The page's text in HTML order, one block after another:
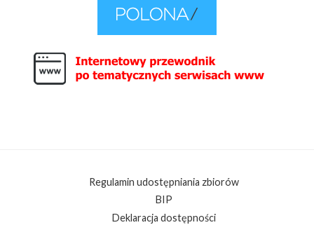
Regulamin udostępniania zbiorów
BIP
Deklaracja dostępności